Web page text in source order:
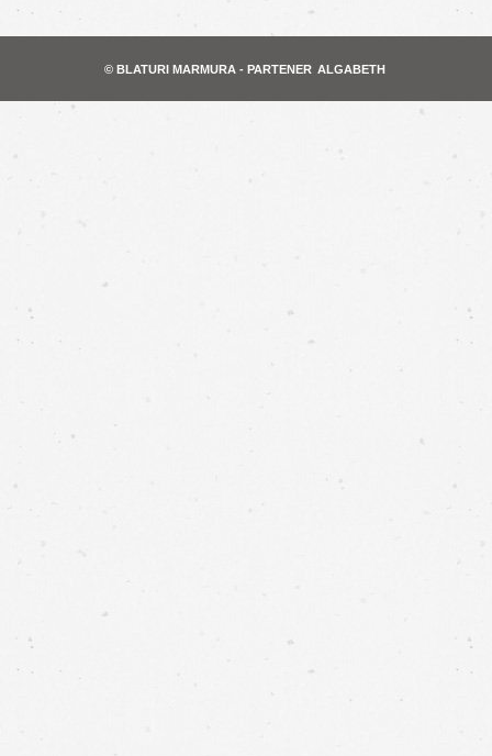
© BLATURI MARMURA - PARTENER ALGABETH